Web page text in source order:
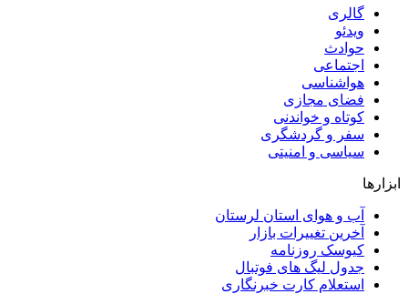
گالری
ویدئو
حوادث
اجتماعی
هواشناسی
فضای مجازی
کوتاه و خواندنی
سفر و گردشگری
سیاسی و امنیتی
ابزارها
آب و هوای استان لرستان
آخرین تغییرات بازار
کیوسک روزنامه
جدول لیگ های فوتبال
استعلام کارت خبرنگاری